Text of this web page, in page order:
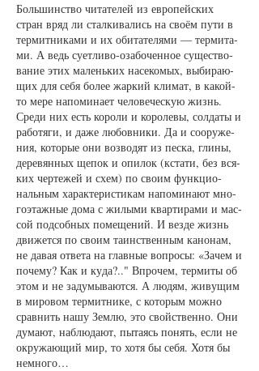
Боль­шинст­во чи­та­те­лей из ев­ро­пей­ских
стран вряд ли стал­ки­ва­лись на сво­ём пу­ти в
тер­мит­ни­ка­ми и их оби­та­те­ля­ми — тер­ми­та­
ми. А ведь су­ет­ли­во-оза­бо­чен­ное су­щест­во­
ва­ние этих ма­лень­ких на­се­ко­мых, вы­би­ра­ю­
щих для се­бя бо­лее жар­кий кли­мат, в ка­кой-
то ме­ре на­по­ми­на­ет че­ло­ве­чес­кую жизнь.
Сре­ди них есть ко­ро­ли и ко­ро­ле­вы, сол­да­ты и
ра­бо­тя­ги, и да­же лю­бов­ни­ки. Да и со­ору­же­
ния, ко­то­рые они воз­во­дят из пес­ка, гли­ны,
де­ре­вян­ных ще­пок и опи­лок (кста­ти, без вся­
ких чер­те­жей и схем) по сво­им функ­ци­о­
наль­ным ха­рак­те­рис­ти­кам на­по­ми­на­ют мно­
го­э­таж­ные до­ма с жи­лы­ми квар­ти­ра­ми и мас­
сой под­соб­ных по­ме­ще­ний. И вез­де жизнь
дви­жет­ся по сво­им та­инст­вен­ным ка­но­нам,
не да­вая от­ве­та на глав­ные во­про­сы: «За­чем и
по­че­му? Как и ку­да?.." Впро­чем, тер­ми­ты об
этом и не за­ду­мы­ва­ют­ся. А лю­дям, жи­ву­щим
в ми­ро­вом тер­мит­ни­ке, с ко­то­рым мож­но
срав­нить на­шу Зем­лю, это свойст­вен­но. Они
ду­ма­ют, на­блю­да­ют, пы­та­ясь по­нять, если не
окру­жа­ю­щий мир, то хо­тя бы се­бя. Хо­тя бы
не­мно­го…